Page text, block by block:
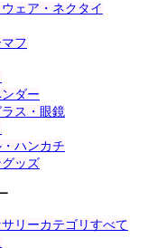
ェア・ネクタイ
フ
ダー
ス・眼鏡
ハンカチ
ッズ
リーカテゴリすべて